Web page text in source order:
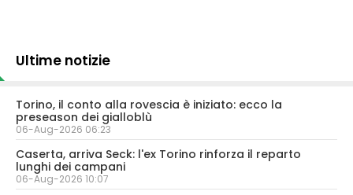
Ultime notizie
Torino, il conto alla rovescia è iniziato: ecco la
preseason dei gialloblù
06-Aug-2026 06:23
Caserta, arriva Seck: l'ex Torino rinforza il reparto
lunghi dei campani
06-Aug-2026 10:07